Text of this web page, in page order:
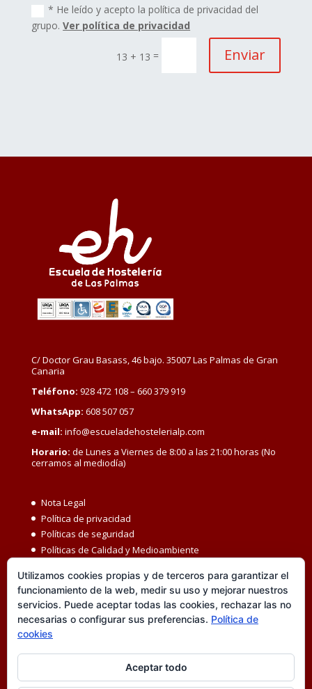
* He leído y acepto la política de privacidad del
grupo.Ver política de privacidad
13 + 13 = Enviar
C/ Doctor Grau Basass, 46 bajo. 35007 Las Palmas de Gran
Canaria
Teléfono: 928 472 108 – 660 379 919
WhatsApp: 608 507 057
e-mail: info@escueladehostelerialp.com
Horario: de Lunes a Viernes de 8:00 a las 21:00 horas (No
cerramos al mediodía)
Nota Legal
Política de privacidad
Políticas de seguridad
Políticas de Calidad y Medioambiente
Igualdad MBC
Código ético
Transparencia
Política de cookies
Utilizamos cookies propias y de terceros para garantizar el
funcionamiento de la web, medir su uso y mejorar nuestros
servicios. Puede aceptar todas las cookies, rechazar las no
necesarias o configurar sus preferencias. Política de
cookies
Aceptar todo